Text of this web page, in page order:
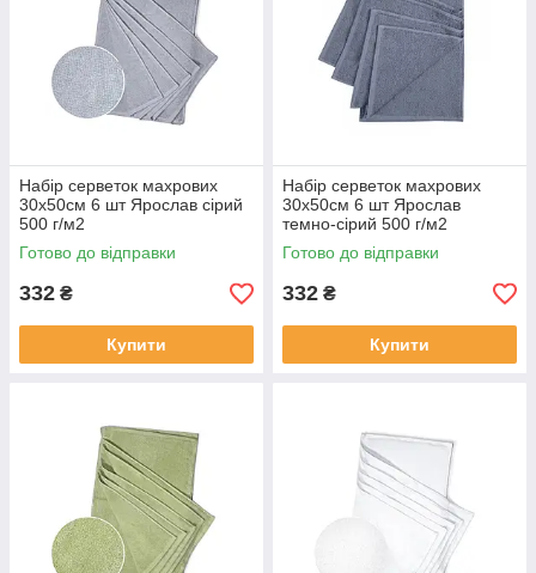
Набір серветок махрових
30х50см 6 шт Ярослав сірий
500 г/м2
Готово до відправки
332 ₴
Купити
Набір серветок махрових
30х50см 6 шт Ярослав
темно-сірий 500 г/м2
Готово до відправки
332 ₴
Купити